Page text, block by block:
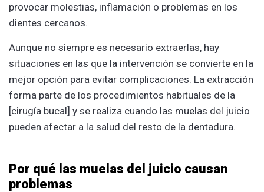
provocar molestias, inflamación o problemas en los
dientes cercanos.
Aunque no siempre es necesario extraerlas, hay
situaciones en las que la intervención se convierte en la
mejor opción para evitar complicaciones. La extracción
forma parte de los procedimientos habituales de la
[cirugía bucal] y se realiza cuando las muelas del juicio
pueden afectar a la salud del resto de la dentadura.
Por qué las muelas del juicio causan
problemas